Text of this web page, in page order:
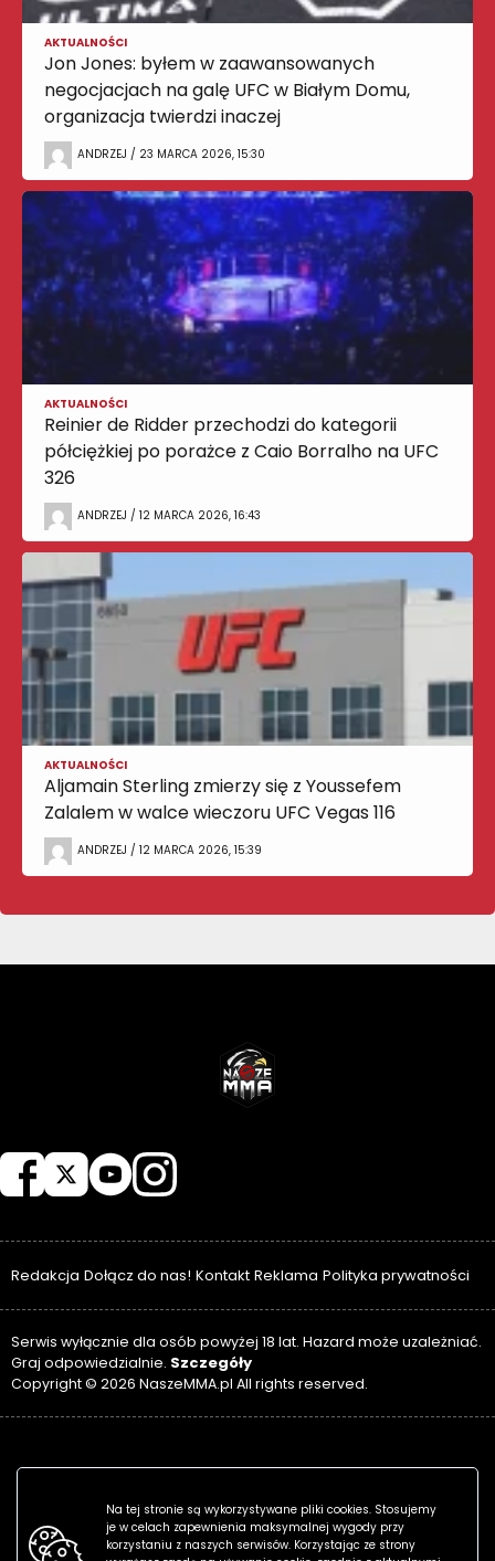
AKTUALNOŚCI
Jon Jones: byłem w zaawansowanych
negocjacjach na galę UFC w Białym Domu,
organizacja twierdzi inaczej
ANDRZEJ / 23 MARCA 2026, 15:30
AKTUALNOŚCI
Reinier de Ridder przechodzi do kategorii
półciężkiej po porażce z Caio Borralho na UFC
326
ANDRZEJ / 12 MARCA 2026, 16:43
AKTUALNOŚCI
Aljamain Sterling zmierzy się z Youssefem
Zalalem w walce wieczoru UFC Vegas 116
ANDRZEJ / 12 MARCA 2026, 15:39
Redakcja Dołącz do nas! Kontakt Reklama Polityka prywatności
Serwis wyłącznie dla osób powyżej 18 lat. Hazard może uzależniać.
Graj odpowiedzialnie. Szczegóły
Copyright © 2026 NaszeMMA.pl All rights reserved.
Na tej stronie są wykorzystywane pliki cookies. Stosujemy
je w celach zapewnienia maksymalnej wygody przy
korzystaniu z naszych serwisów. Korzystając ze strony